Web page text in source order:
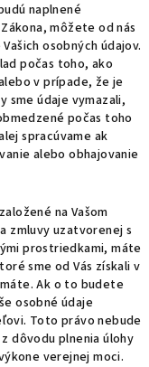
naplnené
môžete od nás
osobných údajov.
počas toho, ako
v prípade, že je
sme údaje vymazali,
počas toho
spracúvame ak
alebo obhajovanie
na Vašom
zmluvy uzatvorenej s
prostriedkami, máte
sme od Vás získali v
Ak o to budete
osobné údaje
Toto právo nebude
dôvodu plnenia úlohy
verejnej moci.